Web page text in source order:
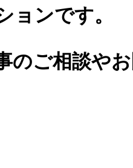
ョンです。
のご相談や